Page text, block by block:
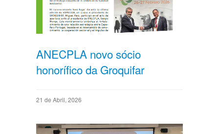
ANECPLA novo sócio
honorífico da Groquifar
21 de Abril, 2026